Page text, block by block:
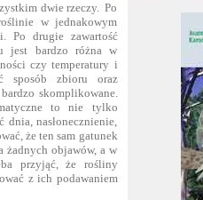
dwie rzeczy. Po
w jednakowym
Po drugie zawartość
jest bardzo różna w
czy temperatury i
sposób zbioru oraz
skomplikowane.
to nie tylko
dnia, nasłonecznienie,
że ten sam gatunek
żadnych objawów, a w
przyjąć, że rośliny
z ich podawaniem